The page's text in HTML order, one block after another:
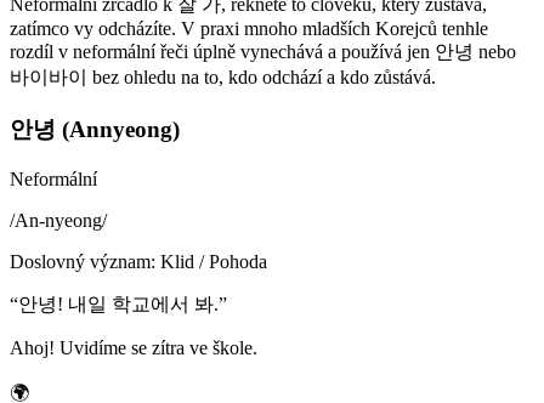
Neformální zrcadlo k 잘 가, řeknete to člověku, který zůstává,
zatímco vy odcházíte. V praxi mnoho mladších Korejců tenhle
rozdíl v neformální řeči úplně vynechává a používá jen 안녕 nebo
바이바이 bez ohledu na to, kdo odchází a kdo zůstává.
안녕 (Annyeong)
Neformální
/An-nyeong/
Doslovný význam: Klid / Pohoda
“안녕! 내일 학교에서 봐.”
Ahoj! Uvidíme se zítra ve škole.
🌍